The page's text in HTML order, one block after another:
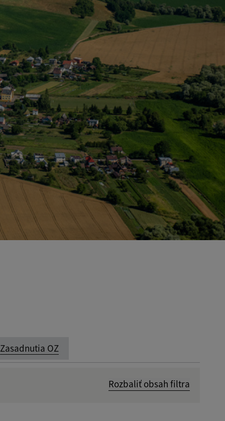
Zasadnutia OZ
Rozbaliť obsah filtra